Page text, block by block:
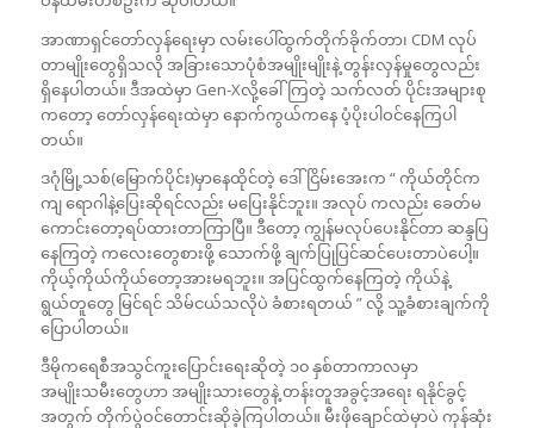
အာဏာရှင်တော်လှန်ရေးမှာ လမ်းပေါ်ထွက်တိုက်ခိုက်တာ၊ CDM လုပ်
တာမျိုးတွေရှိသလို အခြားသောပုံစံအမျိုးမျိုးနဲ့ တွန်းလှန်မှုတွေလည်း
ရှိနေပါတယ်။ ဒီအထဲမှာ Gen-Xလို့ခေါ်ကြတဲ့ သက်လတ် ပိုင်းအများစု
ကတော့ တော်လှန်ရေးထဲမှာ နောက်ကွယ်ကနေ ပံ့ပိုးပါဝင်နေကြပါ
တယ်။
ဒဂုံမြို့သစ်(မြောက်ပိုင်း)မှာနေထိုင်တဲ့ ဒေါ်ငြိမ်းအေးက “ ကိုယ်တိုင်က
ကျ ရောဂါနဲ့ပြေးဆိုရင်လည်း မပြေးနိုင်ဘူး။ အလုပ် ကလည်း ခေတ်မ
ကောင်းတော့ရပ်ထားတာကြာပြီ။ ဒီတော့ ကျွန်မလုပ်ပေးနိုင်တာ ဆန္ဒပြ
နေကြတဲ့ ကလေးတွေစားဖို့ သောက်ဖို့ ချက်ပြုပြင်ဆင်ပေးတာပဲပေါ့။
ကိုယ့်ကိုယ်ကိုယ်တော့အားမရဘူး။ အပြင်ထွက်နေကြတဲ့ ကိုယ်နဲ့
ရွယ်တူတွေ မြင်ရင် သိမ်ငယ်သလိုပဲ ခံစားရတယ် ” လို့ သူ့ခံစားချက်ကို
ပြောပါတယ်။
ဒီမိုကရေစီအသွင်ကူးပြောင်းရေးဆိုတဲ့ ၁၀ နှစ်တာကာလမှာ
အမျိုးသမီးတွေဟာ အမျိုးသားတွေနဲ့ တန်းတူအခွင့်အရေး ရနိုင်ခွင့်
အတွက် တိုက်ပွဲဝင်တောင်းဆိုခဲ့ကြပါတယ်။ မီးဖိုချောင်ထဲမှာပဲ ကုန်ဆုံး